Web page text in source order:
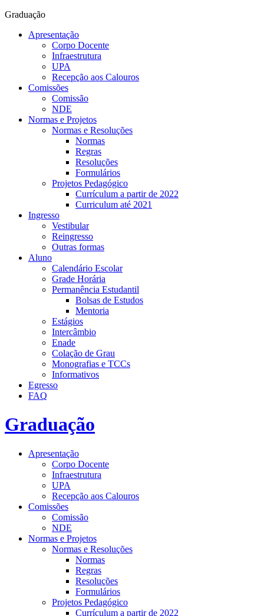
Graduação
Apresentação
Corpo Docente
Infraestrutura
UPA
Recepção aos Calouros
Comissões
Comissão
NDE
Normas e Projetos
Normas e Resoluções
Normas
Regras
Resoluções
Formulários
Projetos Pedagógico
Currículum a partir de 2022
Curriculum até 2021
Ingresso
Vestibular
Reingresso
Outras formas
Aluno
Calendário Escolar
Grade Horária
Permanência Estudantil
Bolsas de Estudos
Mentoria
Estágios
Intercâmbio
Enade
Colação de Grau
Monografias e TCCs
Informativos
Egresso
FAQ
Graduação
Apresentação
Corpo Docente
Infraestrutura
UPA
Recepção aos Calouros
Comissões
Comissão
NDE
Normas e Projetos
Normas e Resoluções
Normas
Regras
Resoluções
Formulários
Projetos Pedagógico
Currículum a partir de 2022